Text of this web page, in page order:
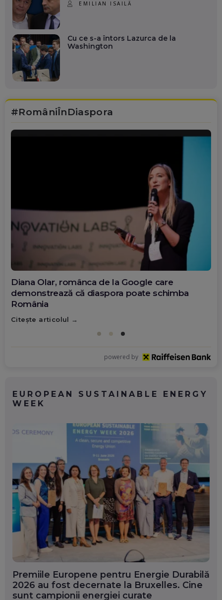
EMILIAN ISAILĂ
Cu ce s-a întors Lazurca de la
Washington
#RomâniÎnDiaspora
Diana Olar, românca de la Google care
demonstrează că diaspora poate schimba
România
Citește articolul
powered by
EUROPEAN SUSTAINABLE ENERGY
WEEK
Premiile Europene pentru Energie Durabilă
2026 au fost decernate la Bruxelles. Cine
sunt campionii energiei curate